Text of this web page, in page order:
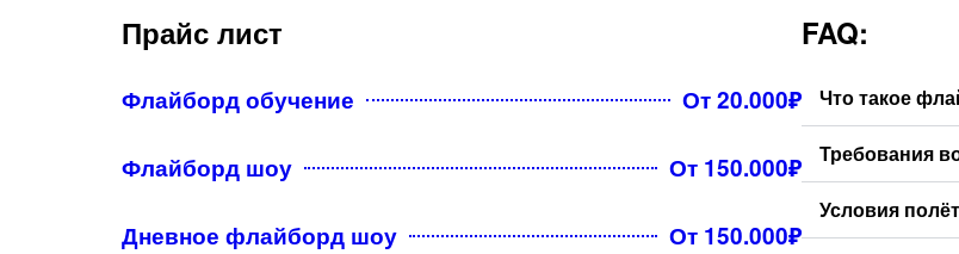
Прайс лист
Флайборд обучение От 20.000₽
Флайборд шоу От 150.000₽
Дневное флайборд шоу От 150.000₽
FAQ:
Что такое
Требования
Условия